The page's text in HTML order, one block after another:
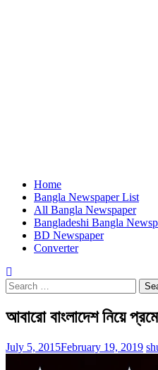
Home
Bangla Newspaper List
All Bangla Newspaper
Bangladeshi Bangla
BD Newspaper
Converter
Search
for:
আবারো বাংলাদেশ নিয়ে
July 5, 2015February 19, 2019